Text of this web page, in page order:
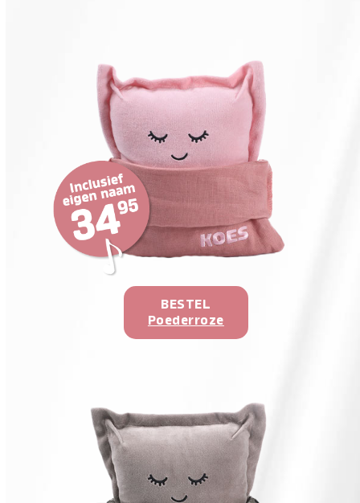
BESTEL
Poederroze